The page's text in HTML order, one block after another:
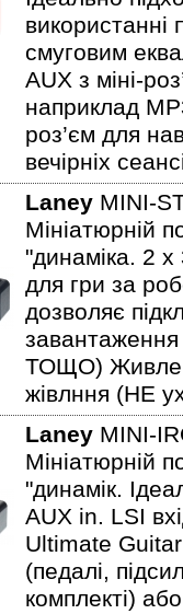
використанні
смуговим
AUX з міні-
наприклад
роз’єм для
вечірніх
Laney MINI-
Мініатюрній
"динаміка. 2
для гри за
дозволяє
завантаження
ТОЩО)
жівлння (НЕ
Laney MINI-
Мініатюрній
"динамік.
AUX in. LSI
Ultimate Guitar
(педалі,
комплекті)